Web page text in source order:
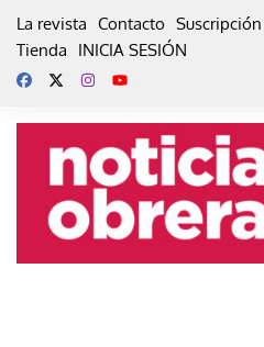
La revista Contacto Suscripción
Tienda
INICIA SESIÓN